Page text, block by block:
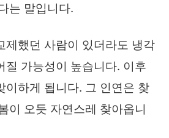
는 말입니다.
제했던 사람이 있더라도 냉각
질 가능성이 높습니다. 이후
이하게 됩니다. 그 인연은 찾
이 오듯 자연스레 찾아옵니